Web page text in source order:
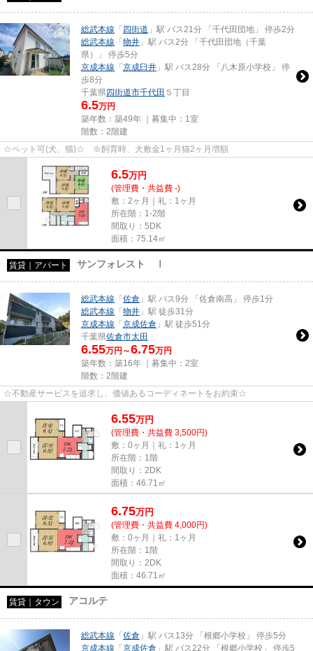
総武本線 「四街道 」駅 バス21分 「千代田団地」 停歩2分
総武本線 「物井 」駅 バス2分 「千代田団地（千葉
県）」 停歩5分
京成本線 「京成臼井 」駅 バス28分 「八木原小学校」 停
歩8分
千葉県四街道市千代田 ５丁目
6.5万円
築年数：築49年 ｜募集中： 1室
階数：2階建
☆ペット可(犬、猫)☆ ※飼育時、犬敷金1ヶ月猫2ヶ月増額
6.5万円
(管理費・共益費 -)
敷：2ヶ月｜礼：1ヶ月
所在階：1-2階
間取り：5DK
面積：75.14㎡
賃貸｜アパート サンフォレスト Ⅰ
総武本線 「佐倉 」駅 バス9分 「佐倉南高」 停歩1分
総武本線 「物井 」駅 徒歩31分
京成本線 「京成佐倉 」駅 徒歩51分
千葉県佐倉市太田
6.55万円～6.75万円
築年数：築16年 ｜募集中： 2室
階数：2階建
☆不動産サービスを追求し、価値あるコーディネートをお約束☆
6.55万円
(管理費・共益費 3,500円)
敷：0ヶ月｜礼：1ヶ月
所在階：1階
間取り：2DK
面積：46.71㎡
6.75万円
(管理費・共益費 4,000円)
敷：0ヶ月｜礼：1ヶ月
所在階：1階
間取り：2DK
面積：46.71㎡
賃貸｜タウン アコルテ
総武本線 「佐倉 」駅 バス13分 「根郷小学校」 停歩5分
京成本線 「京成佐倉 」駅 バス22分 「根郷小学校」 停歩5